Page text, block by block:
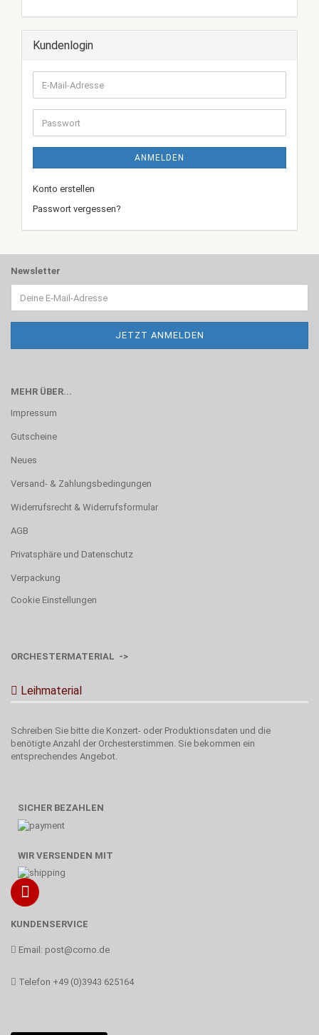
Kundenlogin
E-
Mail-
Adresse
Passwort
ANMELDEN
Konto erstellen
Passwort vergessen?
Newsletter
MEHR ÜBER...
Impressum
Gutscheine
Neues
Versand- & Zahlungsbedingungen
Widerrufsrecht & Widerrufsformular
AGB
Privatsphäre und Datenschutz
Verpackung
Cookie Einstellungen
ORCHESTERMATERIAL ->
Leihmaterial
Schreiben Sie bitte die Konzert- oder Produktionsdaten und die
benötigte Anzahl der Orchesterstimmen. Sie bekommen ein
entsprechendes Angebot.
SICHER BEZAHLEN
WIR VERSENDEN MIT
KUNDENSERVICE
Email: post@corno.de
Telefon +49 (0)3943 625164